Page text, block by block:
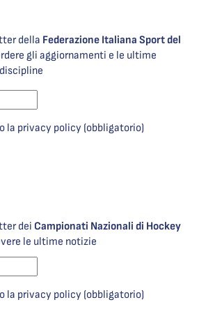
della Federazione Italiana Sport del
gli aggiornamenti e le ultime
la privacy policy (obbligatorio)
dei Campionati Nazionali di Hockey
le ultime notizie
la privacy policy (obbligatorio)